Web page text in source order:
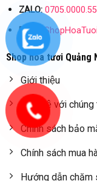
ZALO: 0705.0000.55
Email:
Shop hoa tươi Quảng
Giới thiệu
Liên hệ với
Chính sách bảo
Chính sách mua
Hướng dẫn chăm